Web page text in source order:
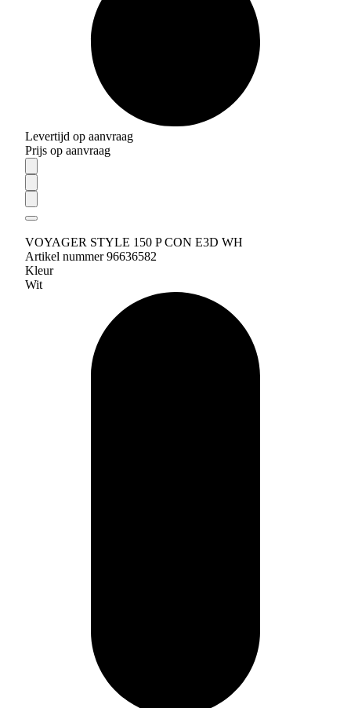
Levertijd op aanvraag
Prijs op aanvraag
VOYAGER STYLE 150 P CON E3D WH
Artikel nummer 96636582
Kleur
Wit